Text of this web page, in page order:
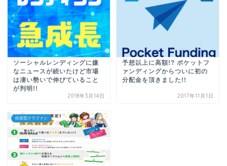
ソーシャルレンディングに嫌
なニュースが続いたけど市場
は凄い勢いで伸びていること
が判明!!
2018年3月14日
予想以上に高額!? ポケットフ
ァンディングからついに初の
分配金を頂きました!!
2017年11月1日
投資型クラファン